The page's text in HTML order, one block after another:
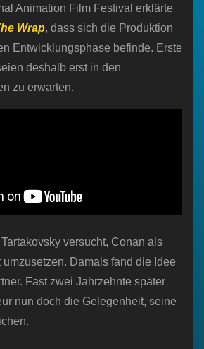
Animation Film Festival erklärte
Wrap, dass sich die Produktion
Entwicklungsphase befinde. Erste
deshalb erst in den
zu erwarten.
versucht, Conan als
Damals fand die Idee
Fast zwei Jahrzehnte später
nun doch die Gelegenheit, seine